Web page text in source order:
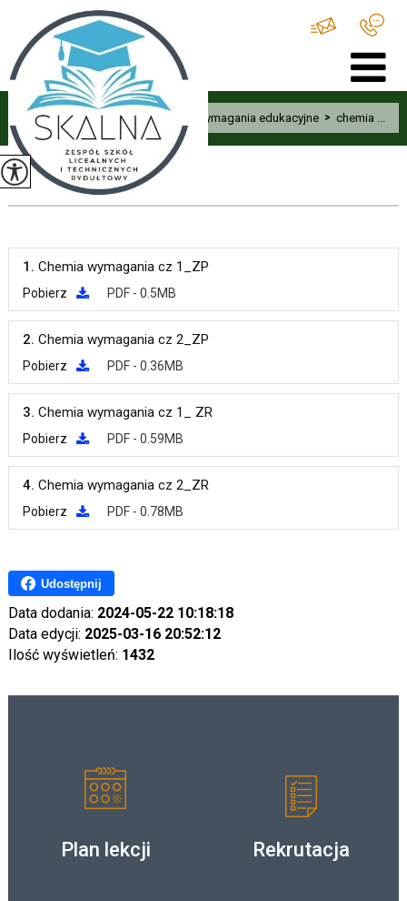
Home > Uczeń Wymagania edukacyjne > chemia ...
chemia
1. Chemia wymagania cz 1_ZP
Pobierz PDF - 0.5MB
2. Chemia wymagania cz 2_ZP
Pobierz PDF - 0.36MB
3. Chemia wymagania cz 1_ ZR
Pobierz PDF - 0.59MB
4. Chemia wymagania cz 2_ZR
Pobierz PDF - 0.78MB
Udostępnij
Data dodania: 2024-05-22 10:18:18
Data edycji: 2025-03-16 20:52:12
Ilość wyświetleń: 1432
Plan lekcji Rekrutacja